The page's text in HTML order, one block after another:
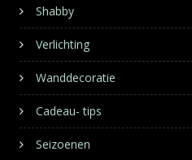
Shabby
Verlichting
Wanddecoratie
Cadeau- tips
Seizoenen